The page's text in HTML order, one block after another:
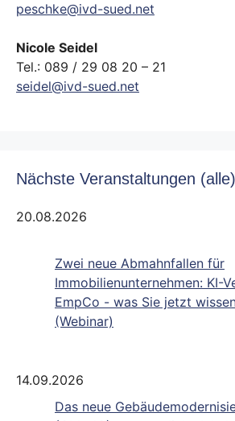
peschke@ivd-sued.net
Nicole Seidel
Tel.: 089 / 29 08 20 – 21
seidel@ivd-sued.net
Nächste Veranstaltungen (alle)
20.08.2026
Zwei neue Abmahnfallen für
Immobilienunternehmen: KI-
EmpCo - was Sie jetzt
(Webinar)
14.09.2026
Das neue